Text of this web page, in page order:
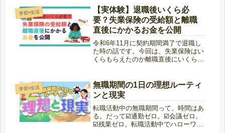
学習×生活
【実体験】退職後いくら必
要？失業保険の受給額と離職
直後にかかるお金を公開
令和6年11月に契約期間満了で退職し
た時の話です。今回は、失業保険はい
くらもらえたのか離職直後にいくら必
めます。※制度は2024〜2025年時点
の内容です。失業保険はいくら...
学習×生活
無職期間の1日の理想ルーティ
ンと現実
転職活動中の無職期間って、時間はあ
る。だって☑️通勤ゼロ。☑️会議ゼロ。
☑️残業ゼロ。転職活動中でハローワー